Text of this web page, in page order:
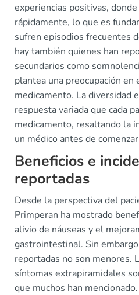
experiencias positivas,
rápidamente, lo que es
sufren episodios frecuentes
hay también quienes han
secundarios como
plantea una preocupación en
medicamento. La diversidad
respuesta variada que cada
medicamento, resaltando la
un médico antes de
Beneficios e
reportadas
Desde la perspectiva del
Primperan ha mostrado
alivio de náuseas y el
gastrointestinal. Sin
reportadas no son menores.
síntomas extrapiramidales
que muchos han